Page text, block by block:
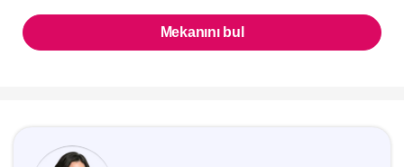
Mekanını bul